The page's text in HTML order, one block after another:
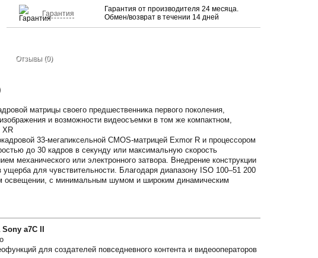
Гарантия
Гарантия от производителя 24 месяца.
Обмен/возврат в течении 14 дней
Отзывы (0)
матрицы своего предшественника первого поколения,
и возможности видеосъемки в том же компактном,
XR
33-мегапиксельной CMOS-матрицей Exmor R и процессором
до 30 кадров в секунду или максимальную скорость
механического или электронного затвора. Внедрение конструкции
для чувствительности. Благодаря диапазону ISO 100–51 200
освещении, с минимальным шумом и широким динамическим
a7C II
для создателей повседневного контента и видеооператоров